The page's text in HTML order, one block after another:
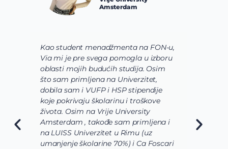
Kao student menadžmenta na FON-u,
Via mi je pre svega pomogla u izboru
oblasti mojih budućih studija. Osim
što sam primljena na Univerzitet,
dobila sam i VUFP i HSP stipendije
koje pokrivaju školarinu i troškove
života. Osim na Vrije University
Amsterdam , takođe sam primljena i
na LUISS Univerzitet u Rimu (uz
umanjenje školarine 70%) i Ca Foscari
Amsterdam